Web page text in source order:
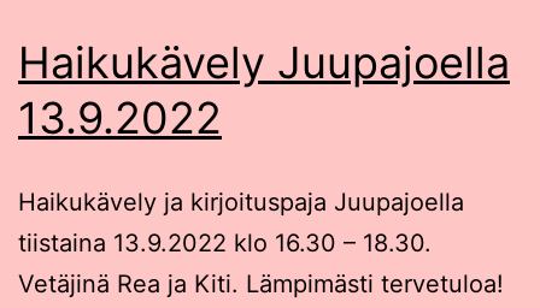
Haikukävely Juupajoella
13.9.2022
Haikukävely ja kirjoituspaja Juupajoella
tiistaina 13.9.2022 klo 16.30 – 18.30.
Vetäjinä Rea ja Kiti. Lämpimästi tervetuloa!